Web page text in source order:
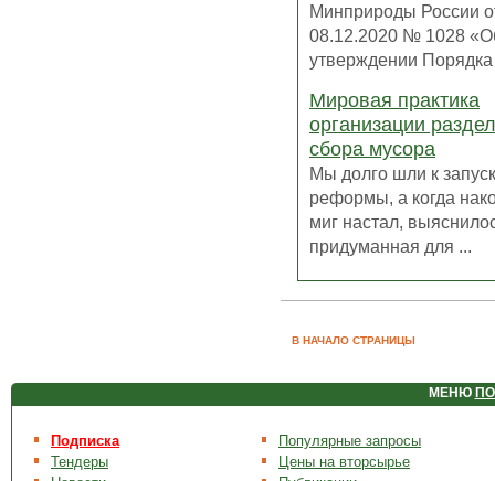
Минприроды России
08.12.2020 № 1028
утверждении Порядка
Мировая практика
организации
сбора мусора
Мы долго шли к
реформы, а когда
миг настал,
придуманная для ...
В НАЧАЛО СТРАНИЦЫ
МЕНЮ
Подписка
Тендеры
Популярные запросы
Цены на вторсырье